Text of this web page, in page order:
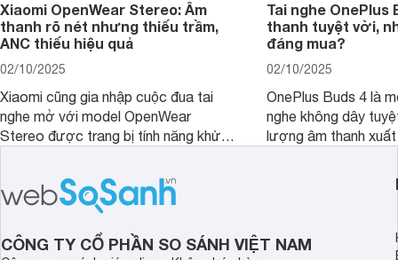
Xiaomi OpenWear Stereo: Âm
thanh rõ nét nhưng thiếu trầm,
ANC thiếu hiệu quả
02/10/2025
Xiaomi cũng gia nhập cuộc đua tai
nghe mở với model OpenWear
Stereo được trang bị tính năng khử
chất lượng âm thanh và hiệu quả khử
ồn của chiếc tai nghe Xiaomi này có
đủ sức thuyết phục người dùng?
Tai nghe OnePlus
thanh tuyệt vời,
đáng mua?
02/10/2025
OnePlus Buds 4 là
nghe không dây
lượng âm thanh
khử tiếng ồn ấn
tiến. Tuy nhiên,
CÔNG TY CỔ PHẦN SO SÁNH VIỆT NAM